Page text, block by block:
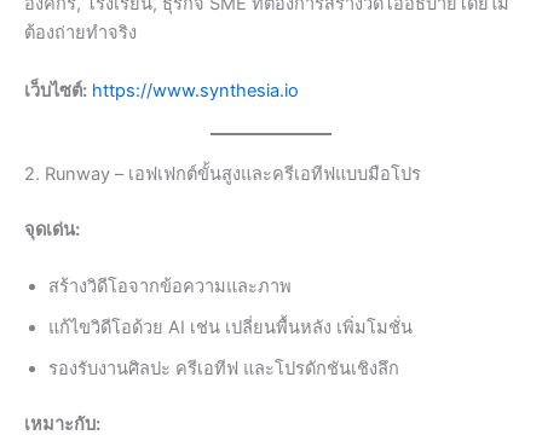
ต้องถ่ายทำจริง
เว็บไซต์: https://www.synthesia.io
2. Runway – เอฟเฟกต์ขั้นสูงและครีเอทีฟแบบมือโปร
จุดเด่น:
สร้างวิดีโอจากข้อความและภาพ
แก้ไขวิดีโอด้วย AI เช่น เปลี่ยนพื้นหลัง เพิ่มโมชั่น
รองรับงานศิลปะ ครีเอทีฟ และโปรดักชันเชิงลึก
เหมาะกับ: